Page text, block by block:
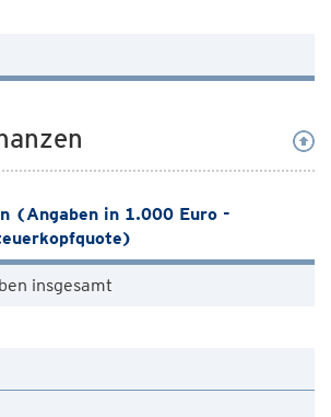
(Angaben in 1.000 Euro -
insgesamt